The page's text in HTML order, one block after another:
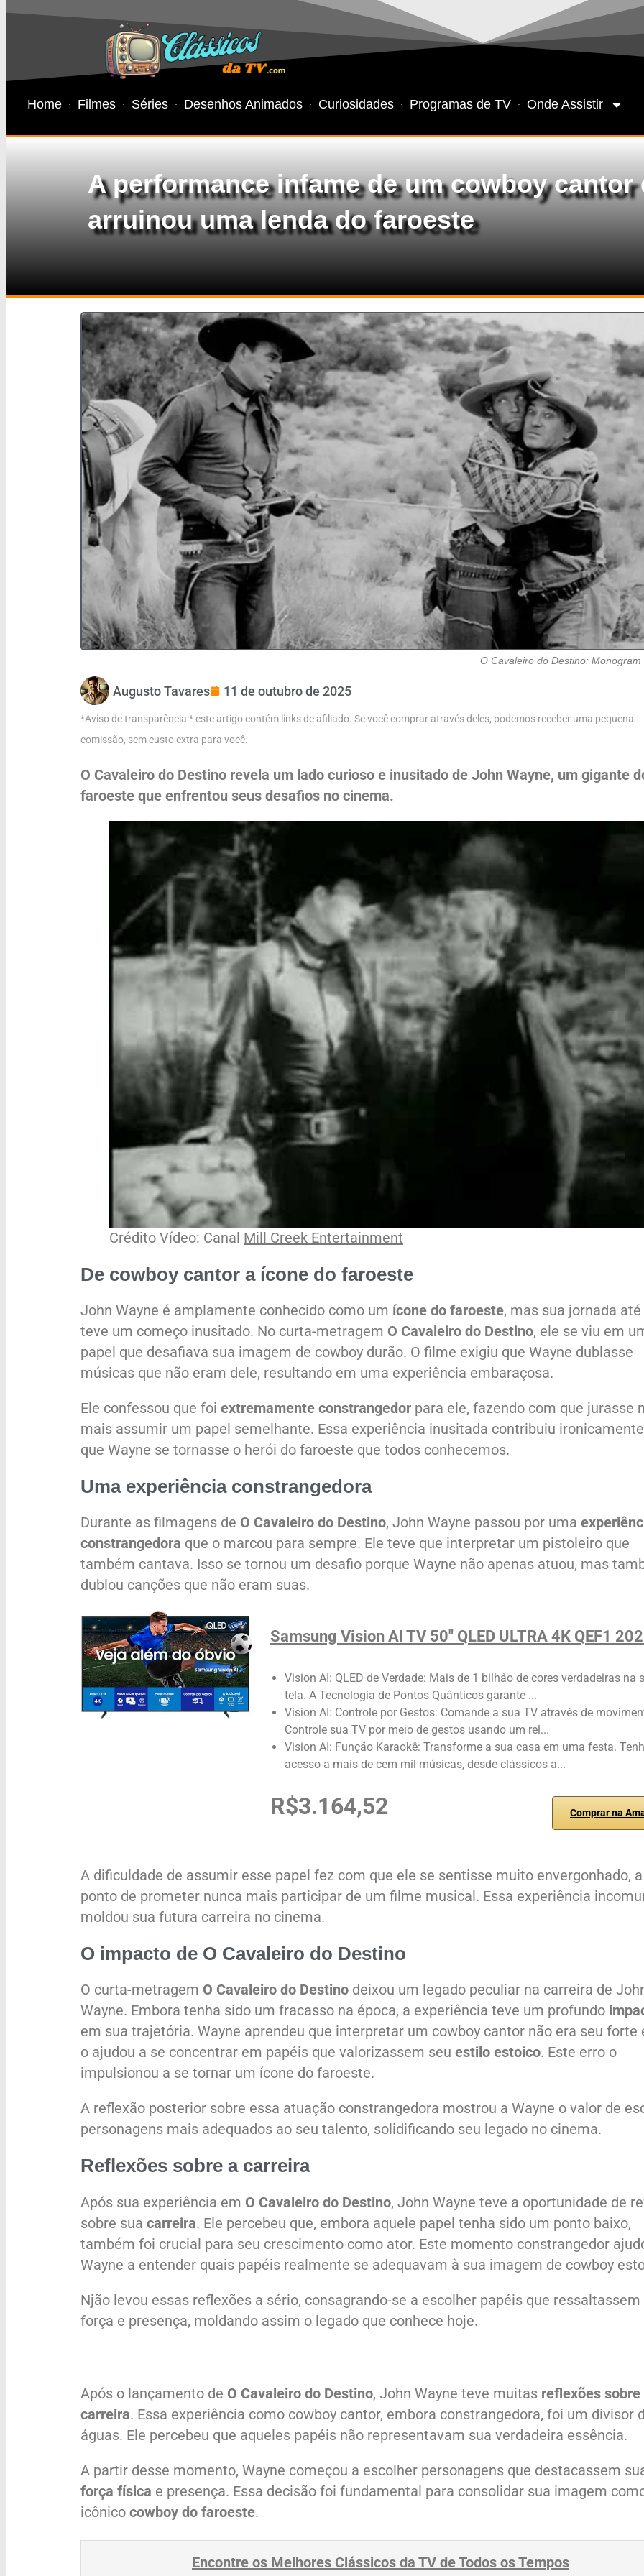
Home Filmes Séries Desenhos Animados Curiosidades Programas de TV Onde Assistir
A performance infame de um cowboy cantor
arruinou uma lenda do faroeste
O Cavaleiro do Destino: Monogram
Augusto Tavares 11 de outubro de 2025
*Aviso de transparência:* este artigo contém links de afiliado. Se você comprar através deles, podemos receber uma pequena
comissão, sem custo extra para você.
O Cavaleiro do Destino revela um lado curioso e inusitado de John Wayne, um gigante
faroeste que enfrentou seus desafios no cinema.
Crédito Vídeo: Canal Mill Creek Entertainment
De cowboy cantor a ícone do faroeste
John Wayne é amplamente conhecido como um ícone do faroeste, mas sua jornada até
teve um começo inusitado. No curta-metragem O Cavaleiro do Destino, ele se viu em
papel que desafiava sua imagem de cowboy durão. O filme exigiu que Wayne dublasse
músicas que não eram dele, resultando em uma experiência embaraçosa.
Ele confessou que foi extremamente constrangedor para ele, fazendo com que jurasse
mais assumir um papel semelhante. Essa experiência inusitada contribuiu
que Wayne se tornasse o herói do faroeste que todos conhecemos.
Uma experiência constrangedora
Durante as filmagens de O Cavaleiro do Destino, John Wayne passou por uma
constrangedora que o marcou para sempre. Ele teve que interpretar um pistoleiro que
também cantava. Isso se tornou um desafio porque Wayne não apenas atuou, mas
dublou canções que não eram suas.
Samsung Vision AI TV 50" QLED ULTRA 4K QEF1
Vision AI: QLED de Verdade: Mais de 1 bilhão de cores verdadeiras na
tela. A Tecnologia de Pontos Quânticos garante ...
Vision AI: Controle por Gestos: Comande a sua TV através de
Controle sua TV por meio de gestos usando um rel...
Vision AI: Função Karaokê: Transforme a sua casa em uma festa.
acesso a mais de cem mil músicas, desde clássicos a...
R$3.164,52 Comprar na
A dificuldade de assumir esse papel fez com que ele se sentisse muito envergonhado, a
ponto de prometer nunca mais participar de um filme musical. Essa experiência
moldou sua futura carreira no cinema.
O impacto de O Cavaleiro do Destino
O curta-metragem O Cavaleiro do Destino deixou um legado peculiar na carreira de
Wayne. Embora tenha sido um fracasso na época, a experiência teve um profundo
em sua trajetória. Wayne aprendeu que interpretar um cowboy cantor não era seu forte
o ajudou a se concentrar em papéis que valorizassem seu estilo estoico. Este erro o
impulsionou a se tornar um ícone do faroeste.
A reflexão posterior sobre essa atuação constrangedora mostrou a Wayne o valor de
personagens mais adequados ao seu talento, solidificando seu legado no cinema.
Reflexões sobre a carreira
Após sua experiência em O Cavaleiro do Destino, John Wayne teve a oportunidade de
sobre sua carreira. Ele percebeu que, embora aquele papel tenha sido um ponto baixo,
também foi crucial para seu crescimento como ator. Este momento constrangedor
Wayne a entender quais papéis realmente se adequavam à sua imagem de cowboy
Njão levou essas reflexões a sério, consagrando-se a escolher papéis que ressaltassem
força e presença, moldando assim o legado que conhece hoje.
Após o lançamento de O Cavaleiro do Destino, John Wayne teve muitas reflexões sobre
carreira. Essa experiência como cowboy cantor, embora constrangedora, foi um divisor
águas. Ele percebeu que aqueles papéis não representavam sua verdadeira essência.
A partir desse momento, Wayne começou a escolher personagens que destacassem
força física e presença. Essa decisão foi fundamental para consolidar sua imagem
icônico cowboy do faroeste.
Encontre os Melhores Clássicos da TV de Todos os Tempos